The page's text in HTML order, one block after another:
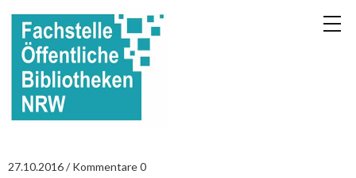
27.10.2016 Kommentare 0